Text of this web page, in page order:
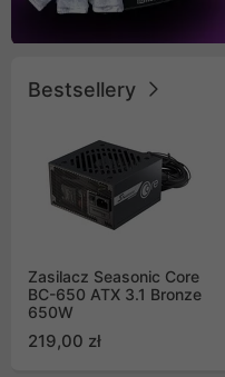
Bestsellery
Zasilacz Seasonic Core
BC-650 ATX 3.1 Bronze
650W
219,00 zł